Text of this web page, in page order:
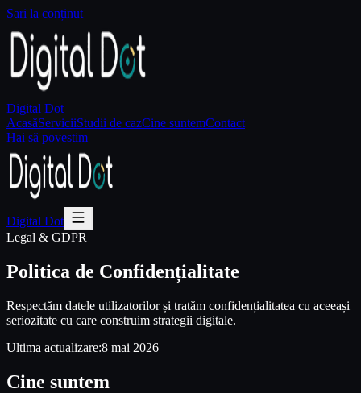
Sari la conținut
Digital Dot
AcasăServiciiStudii de cazCine suntemContact
Hai să povestim
Digital Dot
Legal & GDPR
Politica de Confidențialitate
Respectăm datele utilizatorilor și tratăm confidențialitatea cu aceeași
seriozitate cu care construim strategii digitale.
Ultima actualizare:8 mai 2026
Cine suntem